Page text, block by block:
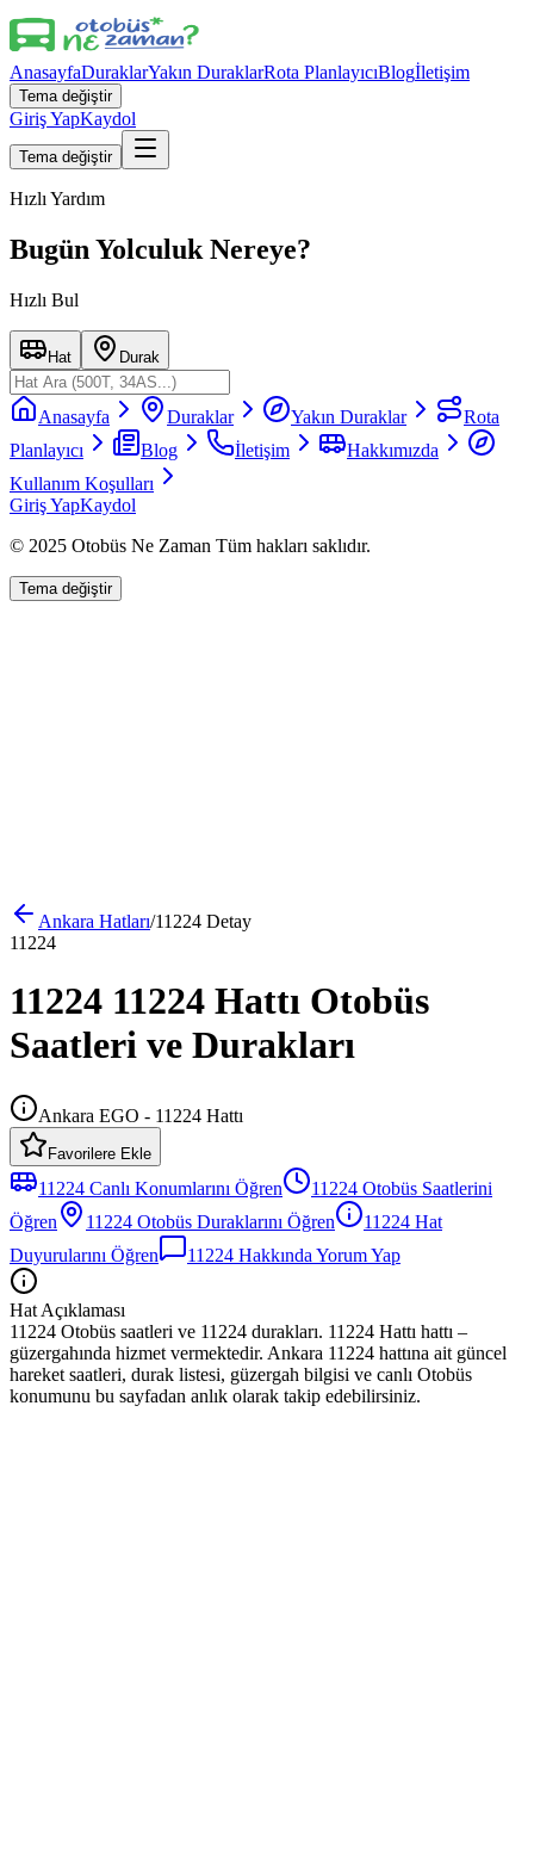
AnasayfaDuraklarYakın DuraklarRota PlanlayıcıBlogİletişim
Tema değiştir
Giriş YapKaydol
Tema değiştir
Hızlı Yardım
Bugün Yolculuk Nereye?
Hızlı Bul
Hat Durak
Anasayfa Duraklar Yakın Duraklar
Rota
Planlayıcı
Blog İletişim
Hakkımızda
Kullanım Koşulları
Giriş YapKaydol
© 2025 Otobüs Ne Zaman Tüm hakları saklıdır.
Tema değiştir
Ankara Hatları/11224 Detay
11224
11224 11224 Hattı Otobüs
Saatleri ve Durakları
Ankara EGO - 11224 Hattı
Favorilere Ekle
11224 Canlı Konumlarını Öğren 11224 Otobüs Saatlerini
Öğren
11224 Otobüs Duraklarını Öğren 11224 Hat
Duyurularını Öğren
11224 Hakkında Yorum Yap
Hat Açıklaması
11224 Otobüs saatleri ve 11224 durakları. 11224 Hattı hattı –
güzergahında hizmet vermektedir. Ankara 11224 hattına ait güncel
hareket saatleri, durak listesi, güzergah bilgisi ve canlı Otobüs
konumunu bu sayfadan anlık olarak takip edebilirsiniz.